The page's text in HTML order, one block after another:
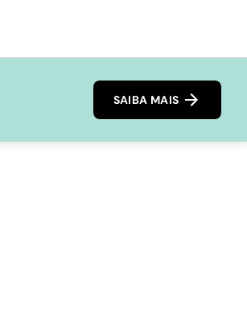
SAIBA MAIS